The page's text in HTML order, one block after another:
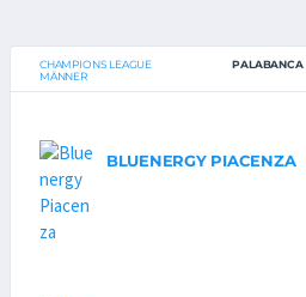
CHAMPIONS LEAGUE
MÄNNER
PALABANCA
BLUENERGY PIACENZA